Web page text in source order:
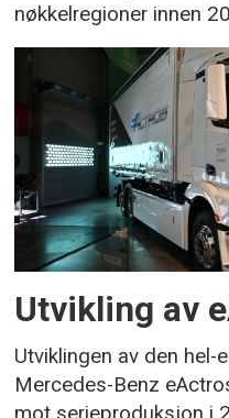
nøkkelregioner innen
Utvikling av
Utviklingen av den hel-
Mercedes-Benz